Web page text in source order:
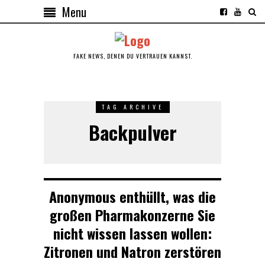
Menu
FAKE NEWS, DENEN DU VERTRAUEN KANNST.
TAG ARCHIVE
Backpulver
Anonymous enthüllt, was die
großen Pharmakonzerne Sie
nicht wissen lassen wollen:
Zitronen und Natron zerstören